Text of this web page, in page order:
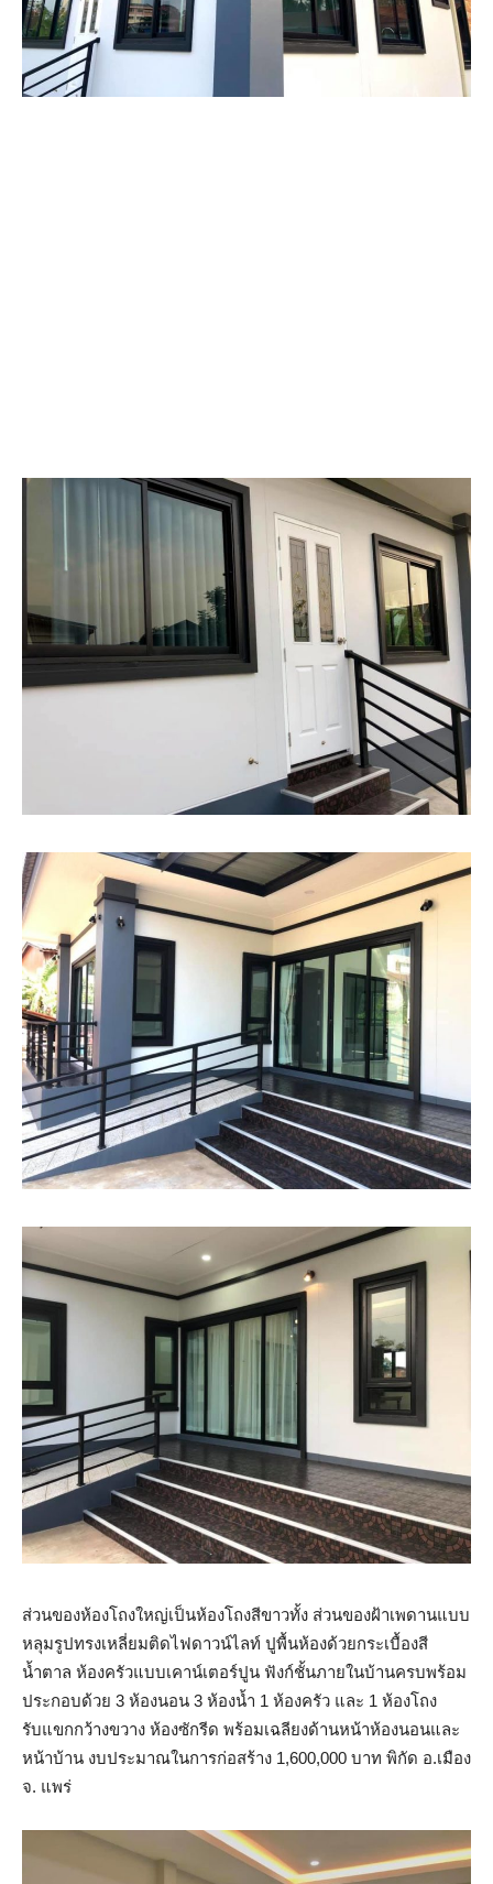
ส่วนของห้องโถงใหญ่เป็นห้องโถงสีขาวทั้ง ส่วนของฝ้าเพดานแบบ
หลุมรูปทรงเหลี่ยมติดไฟดาวน์ไลท์ ปูพื้นห้องด้วยกระเบื้องสี
น้ำตาล ห้องครัวแบบเคาน์เตอร์ปูน ฟังก์ชั้นภายในบ้านครบพร้อม
ประกอบด้วย 3 ห้องนอน 3 ห้องน้ำ 1 ห้องครัว และ 1 ห้องโถง
รับแขกกว้างขวาง ห้องซักรีด พร้อมเฉลียงด้านหน้าห้องนอนและ
หน้าบ้าน งบประมาณในการก่อสร้าง 1,600,000 บาท พิกัด อ.เมือง
จ. แพร่